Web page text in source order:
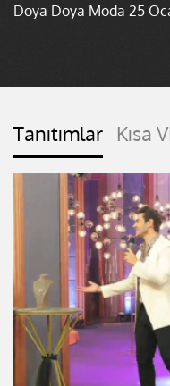
Doya Doya Moda 25
Tanıtımlar Kısa